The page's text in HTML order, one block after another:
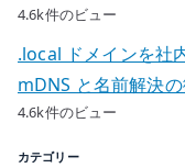
4.6k件のビュー
.local ドメインを社
mDNS と名前解決
4.6k件のビュー
カテゴリー